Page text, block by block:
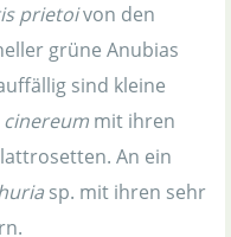
prietoivon den
grüne Anubias
sind kleine
mit ihren
An ein
sp. mit ihren sehr